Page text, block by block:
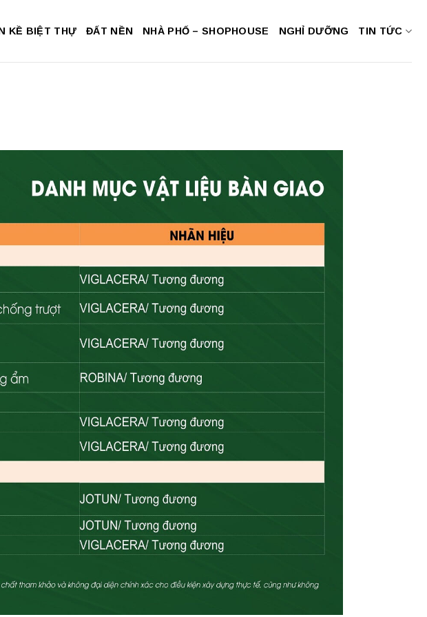
KỀ BIỆT THỰ ĐẤT NỀN NHÀ PHỐ – SHOPHOUSE NGHỈ DƯỠNG TIN TỨC